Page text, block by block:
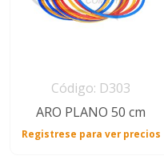
Código: D303
ARO PLANO 50 cm
Registrese para ver precios